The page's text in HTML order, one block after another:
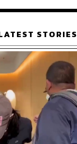
STORIES